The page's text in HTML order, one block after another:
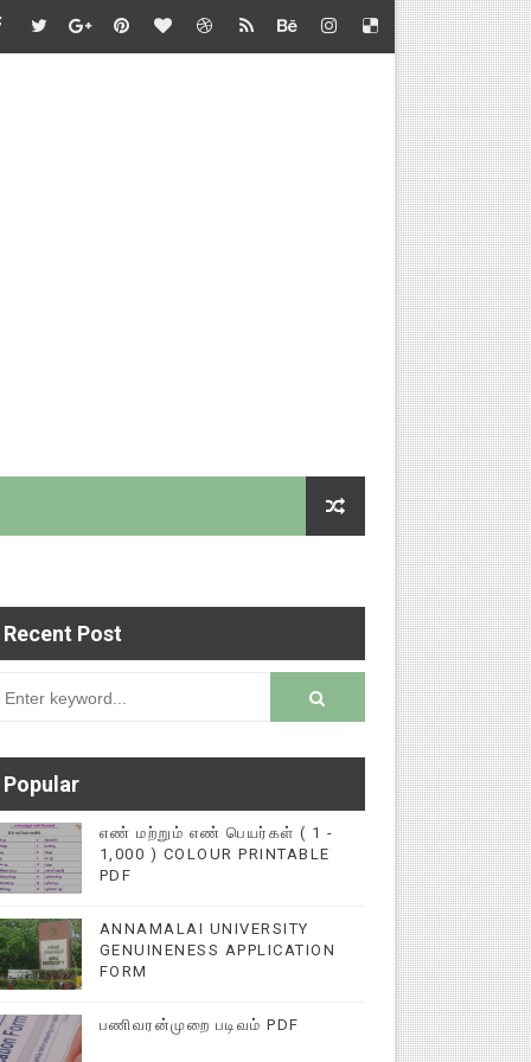
சார்பு - பள்ளிக்கல்வி இயக்குநர் செயல்முறைகள்
- அறிவுரை வழங்குதல் சார்பு - தொடக்கக் கல்வி இயக்குநர்
விளக்கம்
மிக்க நன்றி!
Recent Post
Popular
எண் மற்றும் எண் பெயர்கள் ( 1 -
1,000 ) COLOUR PRINTABLE
PDF
ANNAMALAI UNIVERSITY
GENUINENESS APPLICATION
FORM
பணிவரன்முறை படிவம் PDF